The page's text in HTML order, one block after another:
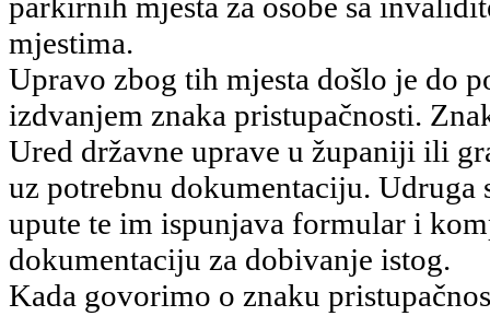
mjestima.
Upravo zbog tih mjesta došlo je do
izdvanjem znaka pristupačnosti.
Ured državne uprave u županiji ili
uz potrebnu dokumentaciju. Udruga
upute te im ispunjava formular i
dokumentaciju za dobivanje istog.
Kada govorimo o znaku